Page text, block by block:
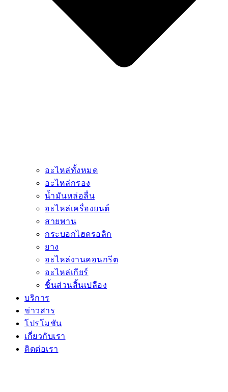
อะไหล่ทั้งหมด
อะไหล่กรอง
น้ำมันหล่อลื่น
อะไหล่เครื่องยนต์
สายพาน
กระบอกไฮดรอลิก
ยาง
อะไหล่งานคอนกรีต
อะไหล่เกียร์
ชิ้นส่วนสิ้นเปลือง
บริการ
ข่าวสาร
โปรโมชัน
เกี่ยวกับเรา
ติดต่อเรา